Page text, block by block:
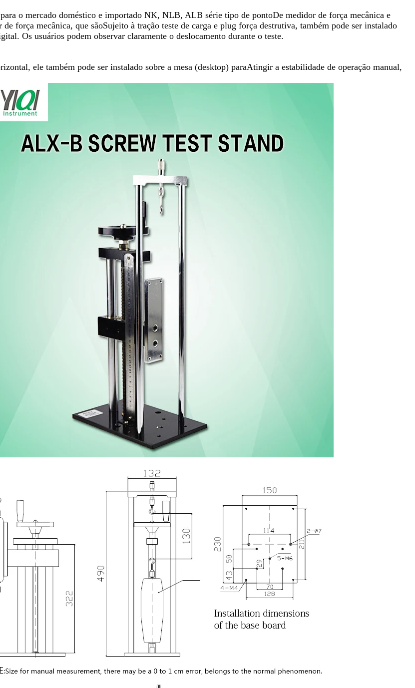
o mercado doméstico e importado NK, NLB, ALB série tipo de pontoDe medidor de força mecânica e
força mecânica, que sãoSujeito à tração teste de carga e plug força destrutiva, também pode ser instalado
Os usuários podem observar claramente o deslocamento durante o teste.
ele também pode ser instalado sobre a mesa (desktop) paraAtingir a estabilidade de operação manual,